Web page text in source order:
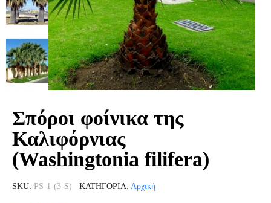
Σπόροι φοίνικα της
Καλιφόρνιας
(Washingtonia filifera)
SKU PS-1-(3-S) ΚΑΤΗΓΟΡΊΑ Αρχική